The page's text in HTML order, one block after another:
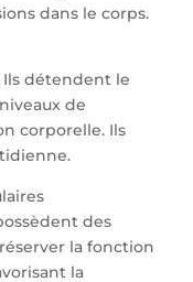
dans le corps.
Ils détendent le
de
corporelle. Ils
des
la fonction
la